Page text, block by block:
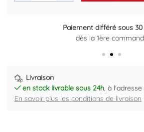
Paiement différé sous 30
dès la 1ère commande
Livraison
en stock livrable sous 24h, à
En savoir plus les conditions de livraison